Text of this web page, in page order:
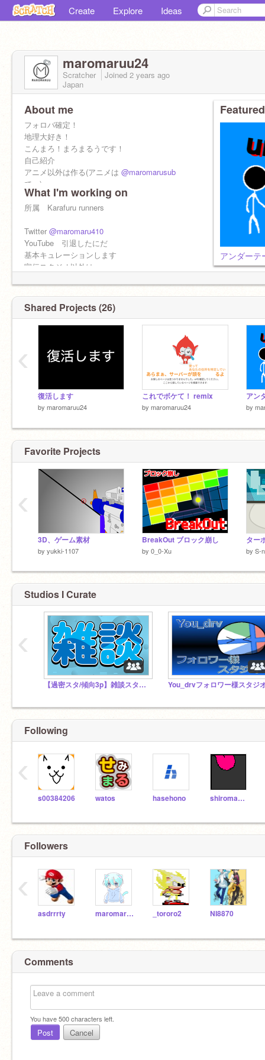
Create Explore Ideas
maromaruu24
Scratcher Joined 2 years ago
Japan
About me
フォロバ確定！
地理大好き！
こんまろ！まろまるうです！
自己紹介
アニメ以外は作る(アニメは @maromarusub
で。)
男
誕生日2/18
好きな食べ物は、
納豆、梅、紅生姜、
挽き割り納豆は
❤️
リア友が結構いて楽しいze☆
What I'm working on
所属 Karafuru runners
Twitter @maromaru410
YouTube 引退したにだ
基本キュレーションします
宣伝スタジオ以外は。
獄てぃさん
五本木さん
アンダー
Shared Projects (26)
復活します
by maromaruu24
これでボケて！ remix
by maromaruu24
アン
by
‹
Favorite Projects
3D、ゲーム素材
by yukki-1107
BreakOut ブロック崩し
by 0_0-Xu by S-
‹
Studios I Curate
【過密スタ/傾向3p】雑談スタジオ
‹
Following
s00384206 watos hasehono shiromamechan
‹
Followers
asdrrrty maromarusub _tororo2 NI8870
‹
Comments
You have500characters left.
Post Cancel